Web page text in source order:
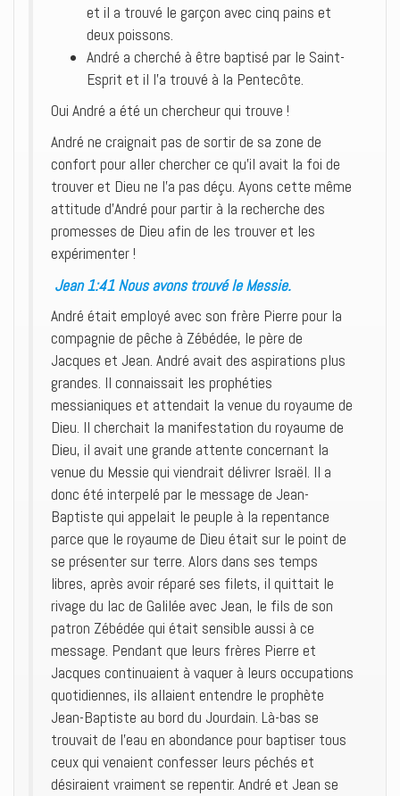
et il a trouvé le garçon avec cinq pains et
deux poissons.
André a cherché à être baptisé par le Saint-
Esprit et il l’a trouvé à la Pentecôte.
Oui André a été un chercheur qui trouve !
André ne craignait pas de sortir de sa zone de
confort pour aller chercher ce qu’il avait la foi de
trouver et Dieu ne l’a pas déçu. Ayons cette même
attitude d’André pour partir à la recherche des
promesses de Dieu afin de les trouver et les
expérimenter !
Jean 1:41 Nous avons trouvé le Messie.
André était employé avec son frère Pierre pour la
compagnie de pêche à Zébédée, le père de
Jacques et Jean. André avait des aspirations plus
grandes. Il connaissait les prophéties
messianiques et attendait la venue du royaume de
Dieu. Il cherchait la manifestation du royaume de
Dieu, il avait une grande attente concernant la
venue du Messie qui viendrait délivrer Israël. Il a
donc été interpelé par le message de Jean-
Baptiste qui appelait le peuple à la repentance
parce que le royaume de Dieu était sur le point de
se présenter sur terre. Alors dans ses temps
libres, après avoir réparé ses filets, il quittait le
rivage du lac de Galilée avec Jean, le fils de son
patron Zébédée qui était sensible aussi à ce
message. Pendant que leurs frères Pierre et
Jacques continuaient à vaquer à leurs occupations
quotidiennes, ils allaient entendre le prophète
Jean-Baptiste au bord du Jourdain. Là-bas se
trouvait de l’eau en abondance pour baptiser tous
ceux qui venaient confesser leurs péchés et
désiraient vraiment se repentir. André et Jean se